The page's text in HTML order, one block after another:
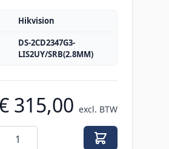
Hikvision
DS-2CD2347G3-
LIS2UY/SRB(2.8MM)
315,00 excl. BTW
Aantal